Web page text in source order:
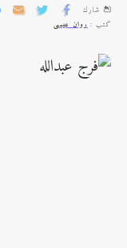
كتب :روان عيسى
شارك